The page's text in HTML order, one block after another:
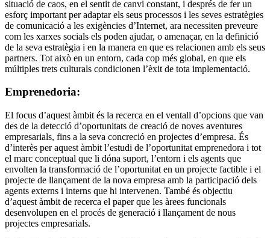
situació de caos, en el sentit de canvi constant, i després de fer un
esforç important per adaptar els seus processos i les seves estratègies
de comunicació a les exigències d’Internet, ara necessiten preveure
com les xarxes socials els poden ajudar, o amenaçar, en la definició
de la seva estratègia i en la manera en que es relacionen amb els seus
partners. Tot això en un entorn, cada cop més global, en que els
múltiples trets culturals condicionen l’èxit de tota implementació.
Emprenedoria:
El focus d’aquest àmbit és la recerca en el ventall d’opcions que van
des de la detecció d’oportunitats de creació de noves aventures
empresarials, fins a la seva concreció en projectes d’empresa. És
d’interès per aquest àmbit l’estudi de l’oportunitat emprenedora i tot
el marc conceptual que li dóna suport, l’entorn i els agents que
envolten la transformació de l’oportunitat en un projecte factible i el
projecte de llançament de la nova empresa amb la participació dels
agents externs i interns que hi intervenen. També és objectiu
d’aquest àmbit de recerca el paper que les àrees funcionals
desenvolupen en el procés de generació i llançament de nous
projectes empresarials.